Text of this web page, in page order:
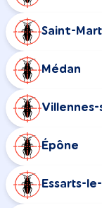
Saint-
Médan
Villennes-
Épône
Essarts-